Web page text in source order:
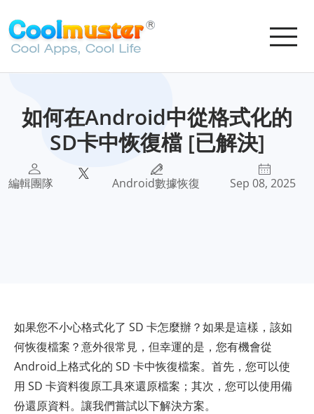
如何在Android中從格式化的
SD卡中恢復檔 [已解決]
編輯團隊 Android數據恢復 Sep 08, 2025
如果您不小心格式化了 SD 卡怎麼辦？如果是這樣，該如
何恢復檔案？意外很常見，但幸運的是，您有機會從
Android上格式化的 SD 卡中恢復檔案。首先，您可以使
用 SD 卡資料復原工具來還原檔案；其次，您可以使用備
份還原資料。讓我們嘗試以下解決方案。